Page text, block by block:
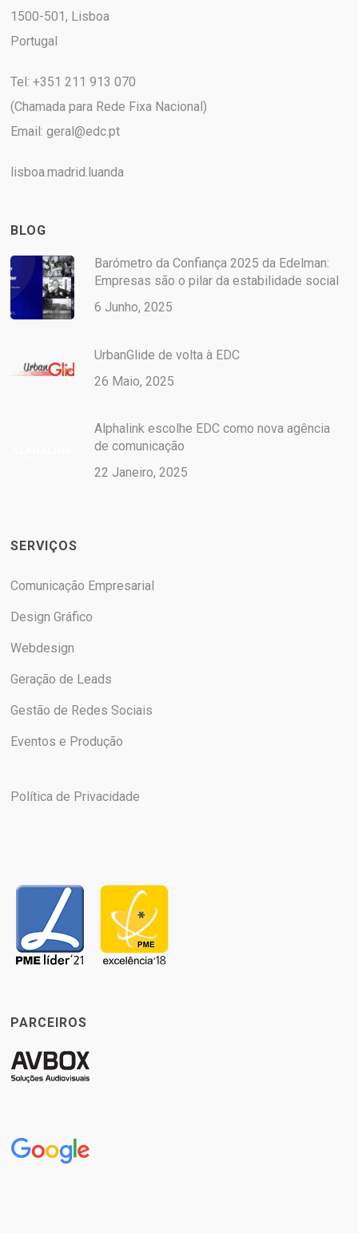
1500-501, Lisboa
Portugal
Tel: +351 211 913 070
(Chamada para Rede Fixa Nacional)
Email:geral@edc.pt
lisboa.madrid.luanda
BLOG
Barómetro da Confiança 2025 da Edelman:
Empresas são o pilar da estabilidade social
6 Junho, 2025
UrbanGlide de volta à EDC
26 Maio, 2025
Alphalink escolhe EDC como nova agência
de comunicação
22 Janeiro, 2025
SERVIÇOS
Comunicação Empresarial
Design Gráfico
Webdesign
Geração de Leads
Gestão de Redes Sociais
Eventos e Produção
Política de Privacidade
PARCEIROS